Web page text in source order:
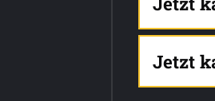
Jetzt